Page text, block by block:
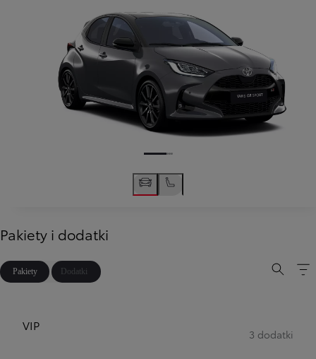
Pakiety i dodatki
Pakiety Dodatki
VIP
3 dodatki